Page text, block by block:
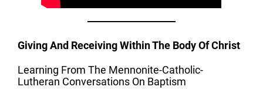
Giving And Receiving Within The Body Of Christ
Learning From The Mennonite-Catholic-
Lutheran Conversations On Baptism